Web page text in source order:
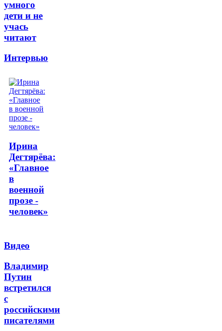
умного
дети и не
учась
читают
Интервью
Ирина
Дегтярёва:
«Главное
в
военной
прозе -
человек»
Видео
Владимир
Путин
встретился
с
российскими
писателями